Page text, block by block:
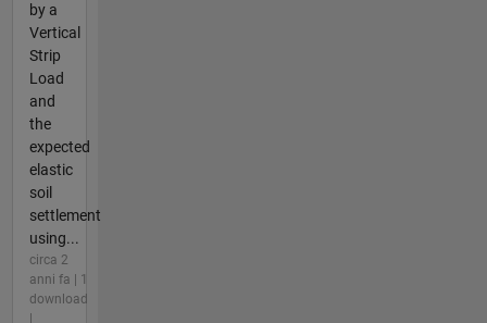
by a
Vertical
Strip
Load
and
the
expected
elastic
soil
settlement
using...
circa 2
anni fa | 1
download